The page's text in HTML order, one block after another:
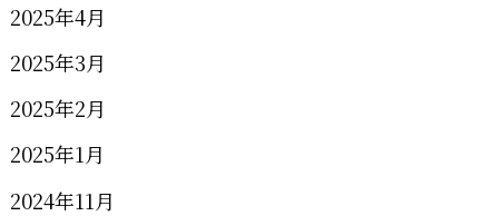
2025年4月
2025年3月
2025年2月
2025年1月
2024年11月